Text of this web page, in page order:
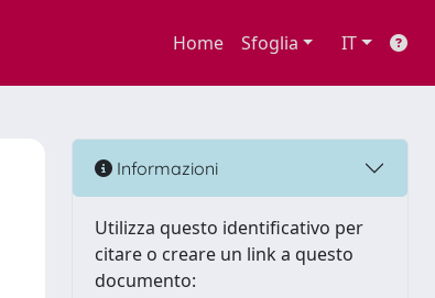
Home Sfoglia IT
Informazioni
Utilizza questo identificativo per
citare o creare un link a questo
documento: